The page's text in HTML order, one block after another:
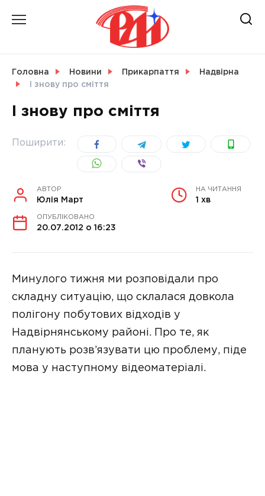
УКРАЇНА
Головна Новини Прикарпаття
Надвірна
І знову про сміття
І знову про сміття
Поширити:
АВТОР
Юлія Март
НА ЧИТАННЯ
1 хв
ОПУБЛІКОВАНО
20.07.2012 о 16:23
Минулого тижня ми розповідали про
складну ситуацію, що склалася довкола
полігону побутових відходів у
Надвірнянському районі. Про те, як
планують розв’язувати цю проблему, піде
мова у наступному відеоматеріалі.